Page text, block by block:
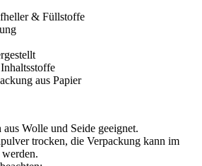
& Füllstoffe
aus Papier
Wolle und Seide geeignet.
trocken, die Verpackung kann im